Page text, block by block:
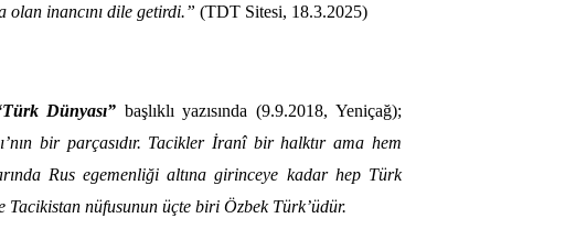
olan inancını dile getirdi.” (TDT Sitesi, 18.3.2025)
Dünyası” başlıklı yazısında (9.9.2018, Yeniçağ);
bir parçasıdır. Tacikler İranî bir halktır ama hem
Rus egemenliği altına girinceye kadar hep Türk
nüfusunun üçte biri Özbek Türk’üdür.